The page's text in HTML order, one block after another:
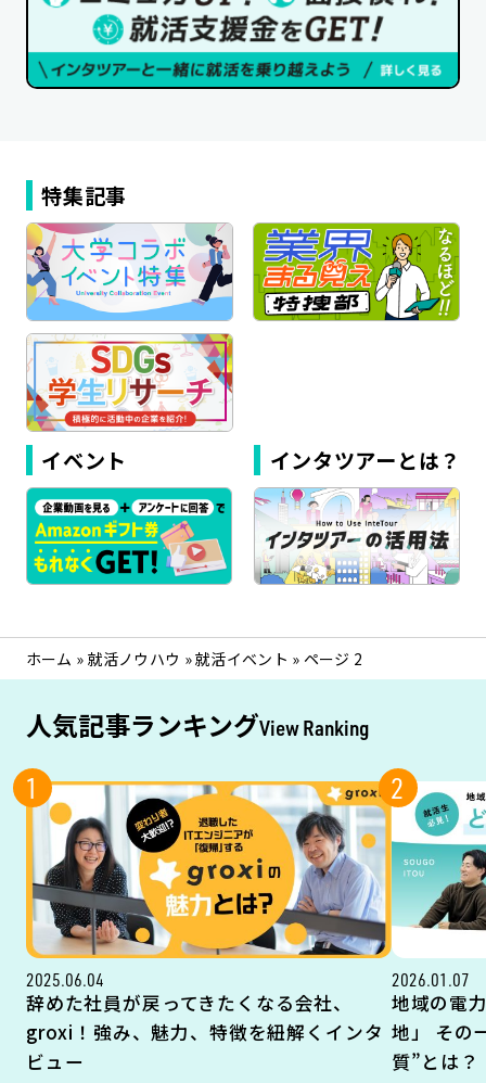
特集記事
イベント インタツアーとは？
ホーム » 就活ノウハウ »就活イベント » ページ 2
人気記事ランキングView Ranking
1
2025.06.04
辞めた社員が戻ってきたくなる会社、
groxi！強み、魅力、特徴を紐解くインタ
ビュー
2
2026.01.07
地域の電
地」 その
質”とは？